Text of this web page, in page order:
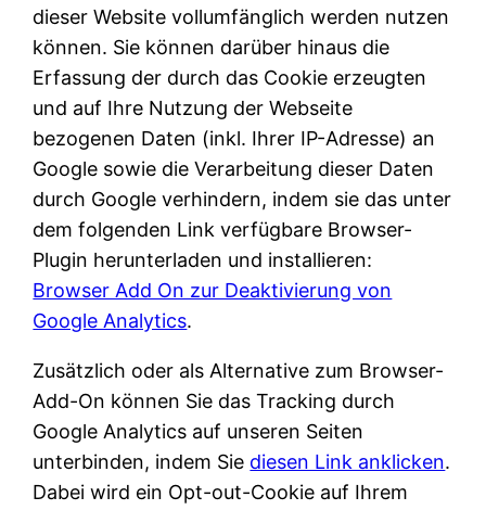
dieser Website vollumfänglich werden nutzen
können. Sie können darüber hinaus die
Erfassung der durch das Cookie erzeugten
und auf Ihre Nutzung der Webseite
bezogenen Daten (inkl. Ihrer IP-Adresse) an
Google sowie die Verarbeitung dieser Daten
durch Google verhindern, indem sie das unter
dem folgenden Link verfügbare Browser-
Plugin herunterladen und installieren:
Browser Add On zur Deaktivierung von
Google Analytics.
Zusätzlich oder als Alternative zum Browser-
Add-On können Sie das Tracking durch
Google Analytics auf unseren Seiten
unterbinden, indem Sie diesen Link anklicken.
Dabei wird ein Opt-out-Cookie auf Ihrem